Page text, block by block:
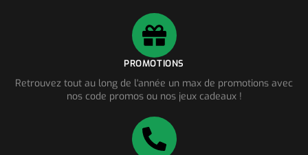
PROMOTIONS
Retrouvez tout au long de l'année un max de promotions avec
nos code promos ou nos jeux cadeaux !